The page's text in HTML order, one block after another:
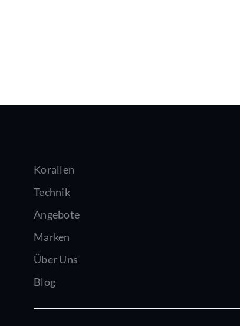
Korallen
Technik
Angebote
Marken
Über Uns
Blog